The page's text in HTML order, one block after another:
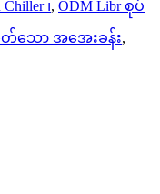
၊, ODM Libr စုပ်
သော အအေးခန်း,